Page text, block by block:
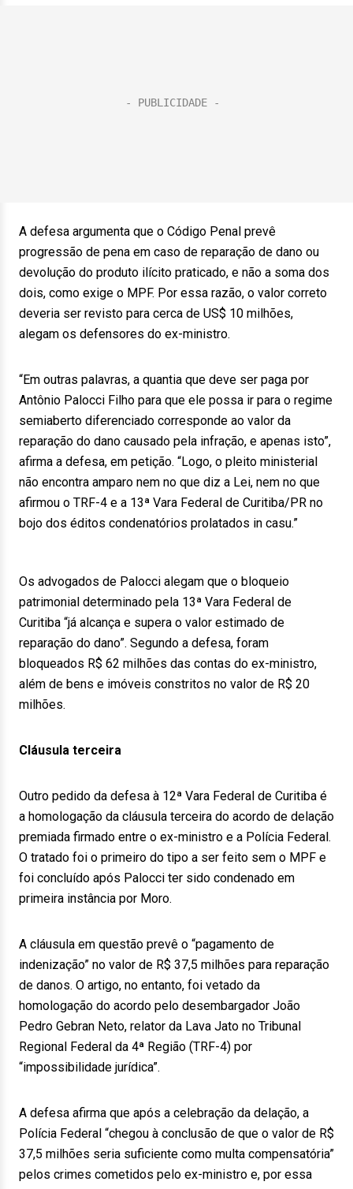
A defesa argumenta que o Código Penal prevê
progressão de pena em caso de reparação de dano ou
devolução do produto ilícito praticado, e não a soma dos
dois, como exige o MPF. Por essa razão, o valor correto
deveria ser revisto para cerca de US$ 10 milhões,
alegam os defensores do ex-ministro.
“Em outras palavras, a quantia que deve ser paga por
Antônio Palocci Filho para que ele possa ir para o regime
semiaberto diferenciado corresponde ao valor da
reparação do dano causado pela infração, e apenas isto”,
afirma a defesa, em petição. “Logo, o pleito ministerial
não encontra amparo nem no que diz a Lei, nem no que
afirmou o TRF-4 e a 13ª Vara Federal de Curitiba/PR no
bojo dos éditos condenatórios prolatados in casu.”
Os advogados de Palocci alegam que o bloqueio
patrimonial determinado pela 13ª Vara Federal de
Curitiba “já alcança e supera o valor estimado de
reparação do dano”. Segundo a defesa, foram
bloqueados R$ 62 milhões das contas do ex-ministro,
além de bens e imóveis constritos no valor de R$ 20
milhões.
Cláusula terceira
Outro pedido da defesa à 12ª Vara Federal de Curitiba é
a homologação da cláusula terceira do acordo de delação
premiada firmado entre o ex-ministro e a Polícia Federal.
O tratado foi o primeiro do tipo a ser feito sem o MPF e
foi concluído após Palocci ter sido condenado em
primeira instância por Moro.
A cláusula em questão prevê o “pagamento de
indenização” no valor de R$ 37,5 milhões para reparação
de danos. O artigo, no entanto, foi vetado da
homologação do acordo pelo desembargador João
Pedro Gebran Neto, relator da Lava Jato no Tribunal
Regional Federal da 4ª Região (TRF-4) por
“impossibilidade jurídica”.
A defesa afirma que após a celebração da delação, a
Polícia Federal “chegou à conclusão de que o valor de R$
37,5 milhões seria suficiente como multa compensatória”
pelos crimes cometidos pelo ex-ministro e, por essa